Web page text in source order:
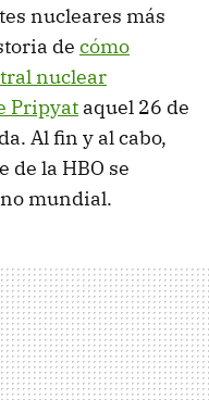
nucleares más
de cómo
nuclear
Pripyat aquel 26 de
Al fin y al cabo,
de la HBO se
mundial.